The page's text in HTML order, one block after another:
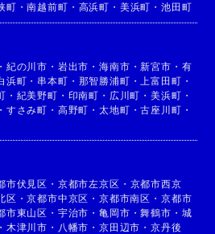
町 ・南越前町 ・ 高浜町 ・ 美浜町 ・ 池田町
・ 紀の川市 ・ 岩出市 ・海南市 ・新宮市 ・ 有
浜町 ・ 串本町 ・ 那智勝浦町 ・ 上富田町 ・
・ 紀美野町 ・ 印南町 ・ 広川町 ・美浜町 ・
・ すさみ町 ・ 高野町 ・太地町 ・古座川町 ・
市伏見区 ・ 京都市左京区 ・ 京都市西京
区 ・京都市中京区 ・京都市南区 ・ 京都市
市東山区 ・ 宇治市 ・亀岡市 ・舞鶴市 ・ 城
・ 木津川市 ・ 八幡市 ・京田辺市 ・京丹後